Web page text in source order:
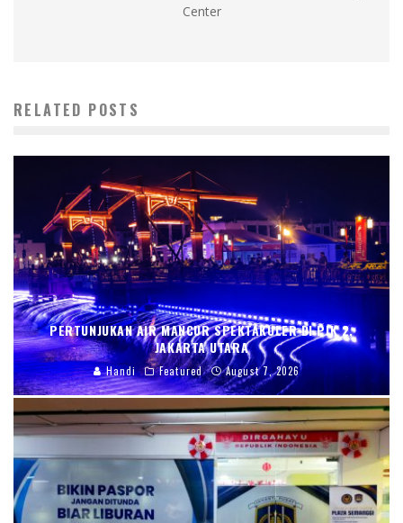
Center
RELATED POSTS
PERTUNJUKAN AIR MANCUR SPEKTAKULER DI PIK 2,
JAKARTA UTARA
Handi Featured August 7, 2026